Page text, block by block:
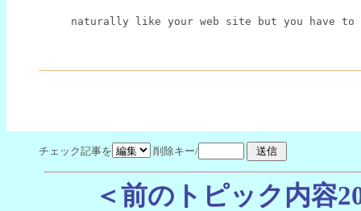
naturally like your web site but you have
チェック記事を 削除キー/
＜前のトピック内容